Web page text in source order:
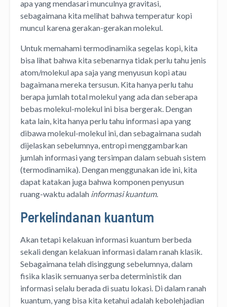
apa yang mendasari munculnya gravitasi,
sebagaimana kita melihat bahwa temperatur kopi
muncul karena gerakan-gerakan molekul.
Untuk memahami termodinamika segelas kopi, kita
bisa lihat bahwa kita sebenarnya tidak perlu tahu jenis
atom/molekul apa saja yang menyusun kopi atau
bagaimana mereka tersusun. Kita hanya perlu tahu
berapa jumlah total molekul yang ada dan seberapa
bebas molekul-molekul ini bisa bergerak. Dengan
kata lain, kita hanya perlu tahu informasi apa yang
dibawa molekul-molekul ini, dan sebagaimana sudah
dijelaskan sebelumnya, entropi menggambarkan
jumlah informasi yang tersimpan dalam sebuah sistem
(termodinamika). Dengan menggunakan ide ini, kita
dapat katakan juga bahwa komponen penyusun
ruang-waktu adalah informasi kuantum.
Perkelindanan kuantum
Akan tetapi kelakuan informasi kuantum berbeda
sekali dengan kelakuan informasi dalam ranah klasik.
Sebagaimana telah disinggung sebelumnya, dalam
fisika klasik semuanya serba deterministik dan
informasi selalu berada di suatu lokasi. Di dalam ranah
kuantum, yang bisa kita ketahui adalah kebolehjadian